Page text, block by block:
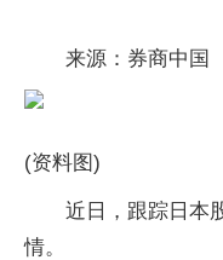
来源：券商中国
(资料图)
近日，跟踪日本
情。